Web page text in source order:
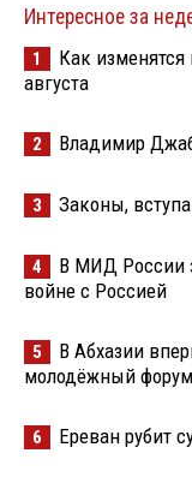
Интересное за
1
Как
августа
2 Владимир
3 Законы,
4
В МИД России
войне с Россией
5
В Абхазии
молодёжный форум
6 Ереван рубит